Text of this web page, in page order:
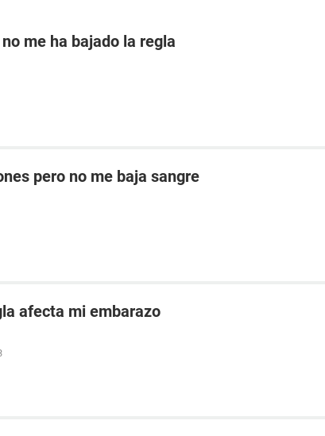
me ha bajado la regla
pero no me baja sangre
afecta mi embarazo